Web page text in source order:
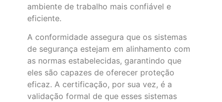
ambiente de trabalho mais confiável e
eficiente.
A conformidade assegura que os sistemas
de segurança estejam em alinhamento com
as normas estabelecidas, garantindo que
eles são capazes de oferecer proteção
eficaz. A certificação, por sua vez, é a
validação formal de que esses sistemas